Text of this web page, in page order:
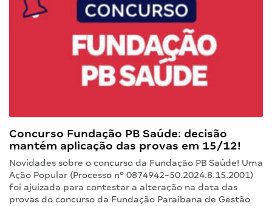
Concurso Fundação PB Saúde: decisão
mantém aplicação das provas em 15/12!
Novidades sobre o concurso da Fundação PB Saúde! Uma
Ação Popular (Processo nº 0874942-50.2024.8.15.2001)
foi ajuizada para contestar a alteração na data das
provas do concurso da Fundação Paraibana de Gestão